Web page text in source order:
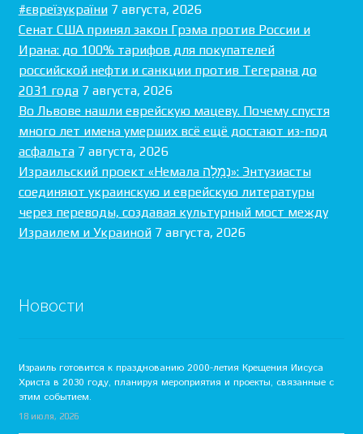
#євреїзукраїни 7 августа, 2026
Сенат США принял закон Грэма против России и
Ирана: до 100% тарифов для покупателей
российской нефти и санкции против Тегерана до
2031 года 7 августа, 2026
Во Львове нашли еврейскую мацеву. Почему спустя
много лет имена умерших всё ещё достают из-под
асфальта 7 августа, 2026
Израильский проект «Немала נְמָלָה»: Энтузиасты
соединяют украинскую и еврейскую литературы
через переводы, создавая культурный мост между
Израилем и Украиной 7 августа, 2026
Новости
Израиль готовится к празднованию 2000-летия Крещения Иисуса
Христа в 2030 году, планируя мероприятия и проекты, связанные с
этим событием.
18 июля, 2026